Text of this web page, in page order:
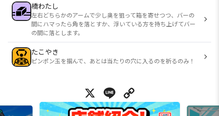
橋わたし
左右どちらかのアームで少し奥を狙って箱を寄せつつ、バーの
間にハマったら角を落とすか、浮いている方を持ち上げてバー
の間に落とします。
たこやき
ピンポン玉を掴んで、あとは当たりの穴に入るのを祈るのみ！
X Line